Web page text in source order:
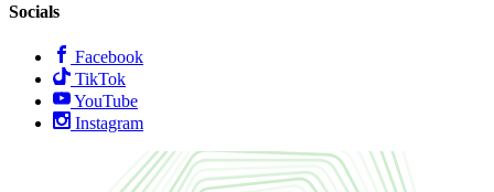
Socials
Facebook
TikTok
YouTube
Instagram